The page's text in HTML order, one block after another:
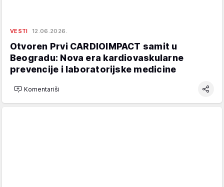
VESTI 12.06.2026.
Otvoren Prvi CARDIOIMPACT samit u
Beogradu: Nova era kardiovaskularne
prevencije i laboratorijske medicine
Komentariši